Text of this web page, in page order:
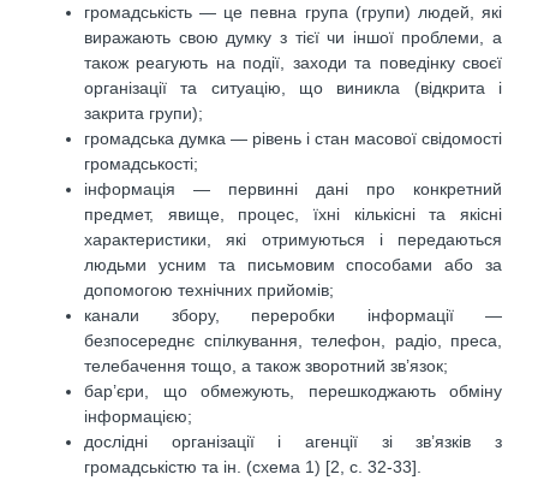
громадськість — це певна група (групи) людей, які
виражають свою думку з тієї чи іншої проблеми, а
також реагують на події, заходи та поведінку своєї
організації та ситуацію, що виник­ла (відкрита і
закрита групи);
громадська думка — рівень і стан масової свідомості
громадськості;
інформація — первинні дані про конкретний
предмет, явище, процес, їхні кількісні та якісні
характеристики, які отримуються і передаються
людьми усним та письмовим способами або за
допомогою технічних прийомів;
канали збору, переробки інформації —
безпосереднє спілкування, телефон, радіо, преса,
телебачення тощо, а також зворот­ний зв’язок;
бар’єри, що обмежують, перешкоджають обміну
інформацією;
дослідні організації і агенції зі зв’язків з
громадськістю та ін. (схема 1) [2, c. 32-33].